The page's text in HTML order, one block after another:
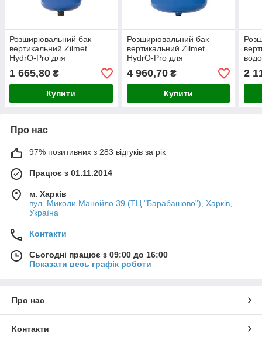
Розширювальний бак
вертикальний Zilmet
HydrO-Pro для
водопостачання 8L (синій)
різьблення 3/4
1 665,80 ₴
Купити
Розширювальний бак
вертикальний Zilmet
HydrO-Pro для
(синій) різьблення 1
4 960,70₴
Купити
2
Про нас
97% позитивних з 283 відгуків за рік
Працює з 01.11.2014
м. Харків
вул. Миколи Манойло 39 (ТЦ "Барабашово"), Харків,
Україна
Контакти
Сьогодні працює з 09:00 до 16:00
Показати весь графік роботи
Про нас
Контакти